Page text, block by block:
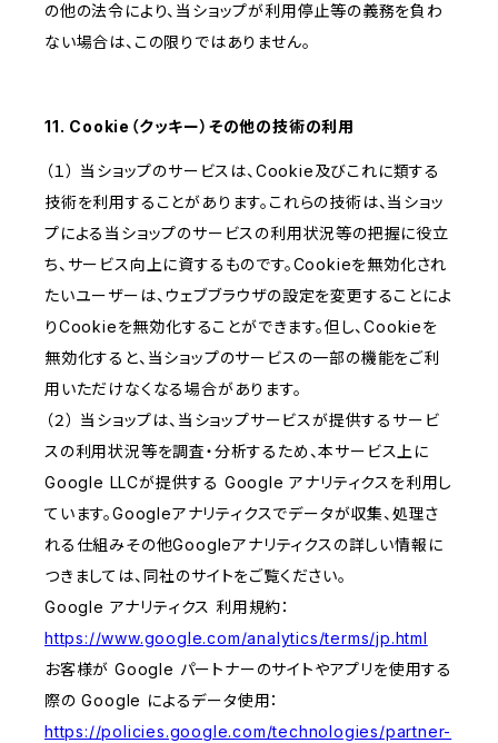
の他の法令により、当ショップが利用停止等の義務を負わ
ない場合は、この限りではありません。
11. Cookie（クッキー）その他の技術の利用
（１） 当ショップのサービスは、Cookie及びこれに類する
技術を利用することがあります。これらの技術は、当ショッ
プによる当ショップのサービスの利用状況等の把握に役立
ち、サービス向上に資するものです。Cookieを無効化され
たいユーザーは、ウェブブラウザの設定を変更することによ
りCookieを無効化することができます。但し、Cookieを
無効化すると、当ショップのサービスの一部の機能をご利
用いただけなくなる場合があります。
（２） 当ショップは、当ショップサービスが提供するサービ
スの利用状況等を調査・分析するため、本サービス上に
Google LLCが提供する Google アナリティクスを利用し
ています。Googleアナリティクスでデータが収集、処理さ
れる仕組みその他Googleアナリティクスの詳しい情報に
つきましては、同社のサイトをご覧ください。
Google アナリティクス 利用規約：
https://www.google.com/analytics/terms/jp.html
お客様が Google パートナーのサイトやアプリを使用する
際の Google によるデータ使用：
https://policies.google.com/technologies/partner-